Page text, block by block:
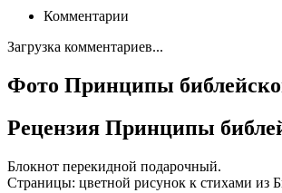
Комментарии
Загрузка комментариев...
Фото Принципы
Рецензия Принципы
Блокнот перекидной подарочный.
Страницы: цветной рисунок к стихами из